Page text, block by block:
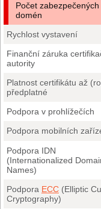
Počet zabezpečených
domén
Rychlost vystavení
Finanční záruka
autority
Platnost certifikátu až
předplatné
Podpora v prohlížečích
Podpora mobilních
Podpora IDN
(Internationalized
Names)
Podpora ECC (Elliptic
Cryptography)